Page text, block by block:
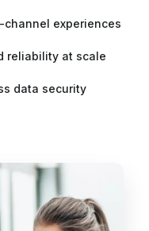
experiences
reliability at scale
data security